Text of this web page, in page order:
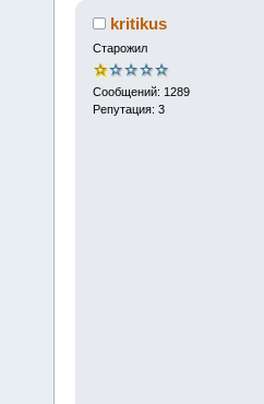
kritikus
Старожил
Сообщений: 1289
Репутация: 3